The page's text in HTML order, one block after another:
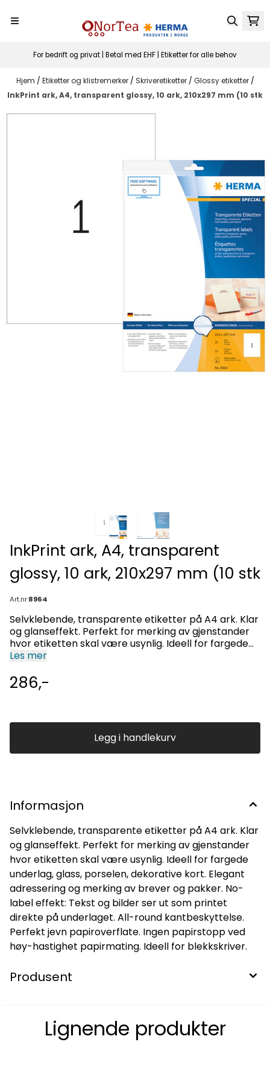
For bedrift og privat | Betal med EHF | Etiketter for alle behov
Hjem / Etiketter og klistremerker / Skriveretiketter / Glossy etiketter /
InkPrint ark, A4, transparent glossy, 10 ark, 210x297 mm (10 stk
InkPrint ark, A4, transparent
glossy, 10 ark, 210x297 mm (10 stk
Art.nr:8964
Selvklebende, transparente etiketter på A4 ark. Klar
og glanseffekt. Perfekt for merking av gjenstander
hvor etiketten skal være usynlig. Ideell for fargede
underlag, glass, porselen, dekorative kort. Elegant
label effekt: Tekst og bilder ser ut som printet
direkte på underlaget. All-round kantbeskyttelse.
Les mer
286,-
Legg i handlekurv
Informasjon
Selvklebende, transparente etiketter på A4 ark. Klar
og glanseffekt. Perfekt for merking av gjenstander
hvor etiketten skal være usynlig. Ideell for fargede
underlag, glass, porselen, dekorative kort. Elegant
adressering og merking av brever og pakker. No-
label effekt: Tekst og bilder ser ut som printet
direkte på underlaget. All-round kantbeskyttelse.
Perfekt jevn papiroverflate. Ingen papirstopp ved
høy-hastighet papirmating. Ideell for blekkskriver.
Produsent
Lignende produkter